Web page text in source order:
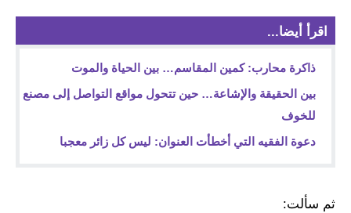
اقرأ أيضا...
ذاكرة محارب: كمين المقاسم… بين الحياة والموت
بين الحقيقة والإشاعة… حين تتحول مواقع التواصل إلى مصنع
للخوف
دعوة الفقيه التي أخطأت العنوان: ليس كل زائر معجبا
ثم سألت: